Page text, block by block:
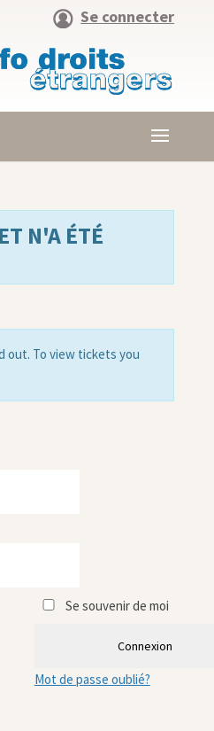
Se connecter
N'A ÉTÉ
out. To view tickets you
Se souvenir de moi
Connexion
Mot de passe oublié?